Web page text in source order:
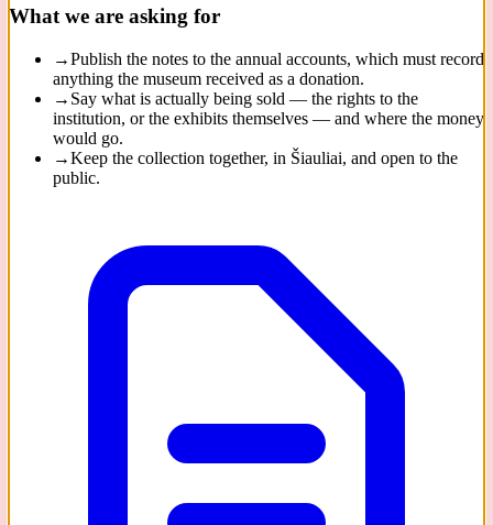
What we are asking for
→Publish the notes to the annual accounts, which must record
anything the museum received as a donation.
→ Say what is actually being sold — the rights to the
institution, or the exhibits themselves — and where the money
would go.
→Keep the collection together, in Šiauliai, and open to the
public.